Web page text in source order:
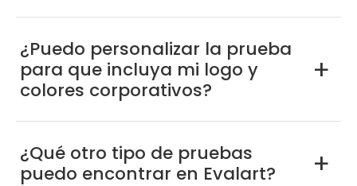
a
¿Puedo personalizar la prueba
para que incluya mi logo y
colores corporativos?
a
¿Qué otro tipo de pruebas
puedo encontrar en Evalart?